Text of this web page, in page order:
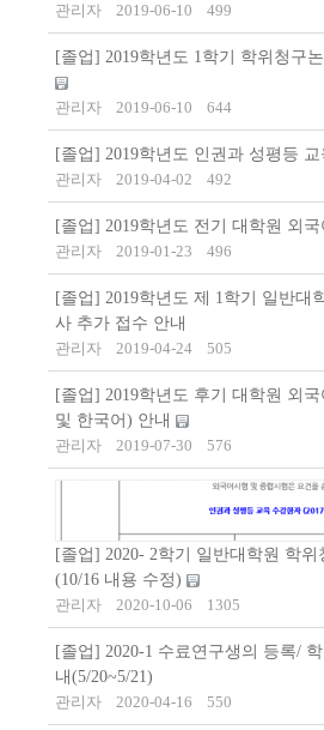
관리자
2019-06-10 499
[졸업] 2019학년도 1학기 학위청구
관리자 2019-06-10 644
[졸업] 2019학년도 인권과 성평등 교
관리자
2019-04-02 492
[졸업] 2019학년도 전기 대학원 외
관리자
2019-01-23 496
[졸업] 2019학년도 제 1학기 일반대
사 추가 접수 안내
관리자
2019-04-24 505
[졸업] 2019학년도 후기 대학원 외
및 한국어) 안내
관리자
2019-07-30 576
[졸업] 2020- 2학기 일반대학원 학위
(10/16 내용 수정)
관리자
2020-10-06 1305
[졸업] 2020-1 수료연구생의 등록/
내(5/20~5/21)
관리자
2020-04-16 550